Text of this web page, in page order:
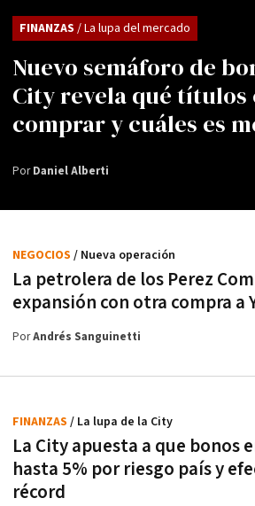
Nuevo semáforo de
City revela qué títulos
comprar y cuáles es
FINANZAS / La lupa del mercado
PorDaniel Alberti
La petrolera de los Perez
expansión con otra compra a
NEGOCIOS / Nueva operación
PorAndrés Sanguinetti
La City apuesta a que bonos
hasta 5% por riesgo país y
récord
FINANZAS / La lupa de la City